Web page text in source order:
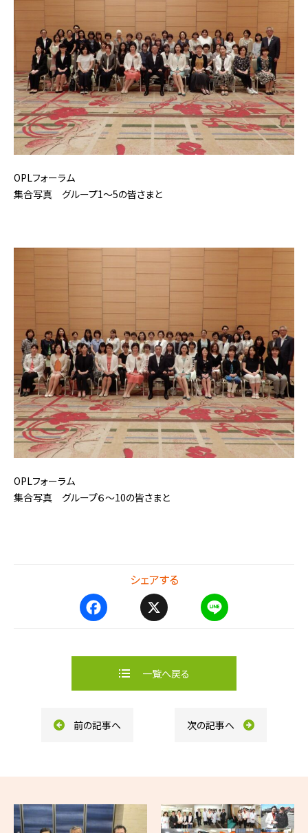
OPLフォーラム
集合写真 グループ1～5の皆さまと
OPLフォーラム
集合写真 グループ６～10の皆さまと
シェアする
e
o
e
一覧へ戻る
前の記事へ 次の記事へ